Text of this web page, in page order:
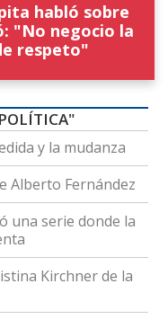
habló sobre
"No negocio la
respeto"
y la mudanza
Alberto Fernández
una serie donde la
Kirchner de la